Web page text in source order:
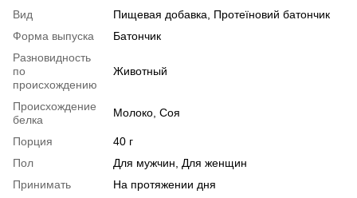
Вид
Пищевая добавка, Протеїновий батончик
Форма выпуска
Батончик
Разновидность
по
происхождению
Животный
Происхождение
белка
Молоко, Соя
Порция
40 г
Пол
Для мужчин, Для женщин
Принимать
На протяжении дня